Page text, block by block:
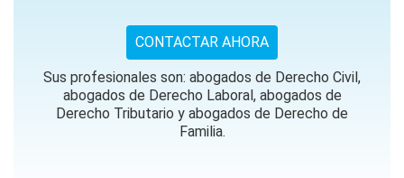
CONTACTAR AHORA
Sus profesionales son: abogados de Derecho Civil,
abogados de Derecho Laboral, abogados de
Derecho Tributario y abogados de Derecho de
Familia.